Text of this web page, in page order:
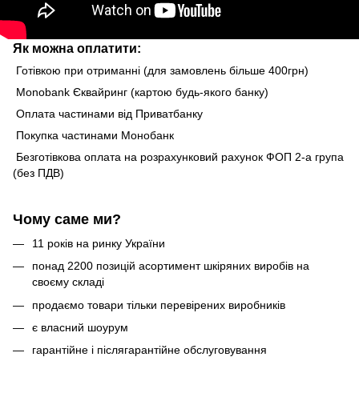
Як можна оплатити:
Готівкою при отриманні (для замовлень більше 400грн)
Monobank Єквайринг (картою будь-якого банку)
Оплата частинами від Приватбанку
Покупка частинами Монобанк
Безготівкова оплата на розрахунковий рахунок ФОП 2-а група
(без ПДВ)
Чому саме ми?
11 років на ринку України
понад 2200 позицій асортимент шкіряних виробів на
своєму складі
продаємо товари тільки перевірених виробників
є власний шоурум
гарантійне і післягарантійне обслуговування